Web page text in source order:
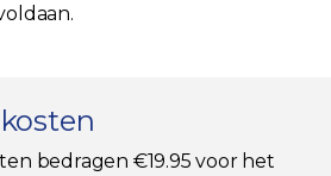
bedragen €19.95 voor het